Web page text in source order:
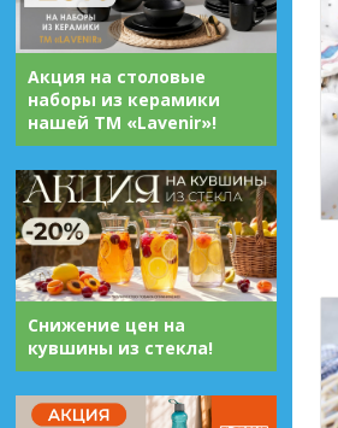
Акция на столовые
наборы из керамики
нашей ТМ «Lavenir»!
Снижение цен на
кувшины из стекла!